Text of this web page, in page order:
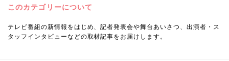
このカテゴリーについて
テレビ番組の新情報をはじめ、記者発表会や舞台あいさつ、出演者・ス
タッフインタビューなどの取材記事をお届けします。